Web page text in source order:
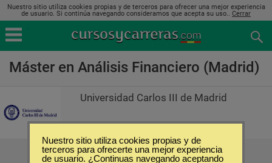
Nuestro sitio utiliza cookies propias y de terceros para ofrecer una mejor experiencia
de usuario. Si continúa navegando consideramos que acepta su uso.. Cerrar
Máster en Análisis Financiero (Madrid)
Universidad Carlos III de Madrid
Nuestro sitio utiliza cookies propias y de
terceros para ofrecerte una mejor experiencia
de usuario. ¿Continuas navegando aceptando